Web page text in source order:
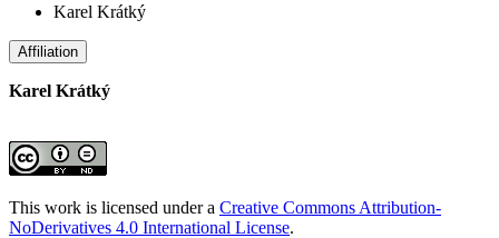
Karel Krátký
Affiliation
Karel Krátký
This work is licensed under a Creative Commons Attribution-
NoDerivatives 4.0 International License.